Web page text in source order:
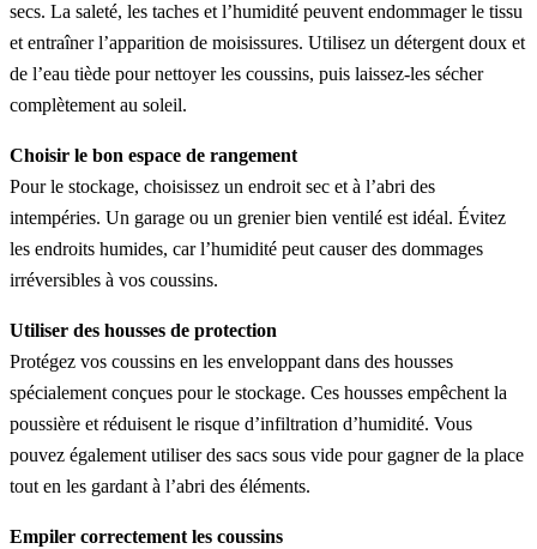
secs. La saleté, les taches et l’humidité peuvent endommager le tissu
et entraîner l’apparition de moisissures. Utilisez un détergent doux et
de l’eau tiède pour nettoyer les coussins, puis laissez-les sécher
complètement au soleil.
Choisir le bon espace de rangement
Pour le stockage, choisissez un endroit sec et à l’abri des
intempéries. Un garage ou un grenier bien ventilé est idéal. Évitez
les endroits humides, car l’humidité peut causer des dommages
irréversibles à vos coussins.
Utiliser des housses de protection
Protégez vos coussins en les enveloppant dans des housses
spécialement conçues pour le stockage. Ces housses empêchent la
poussière et réduisent le risque d’infiltration d’humidité. Vous
pouvez également utiliser des sacs sous vide pour gagner de la place
tout en les gardant à l’abri des éléments.
Empiler correctement les coussins